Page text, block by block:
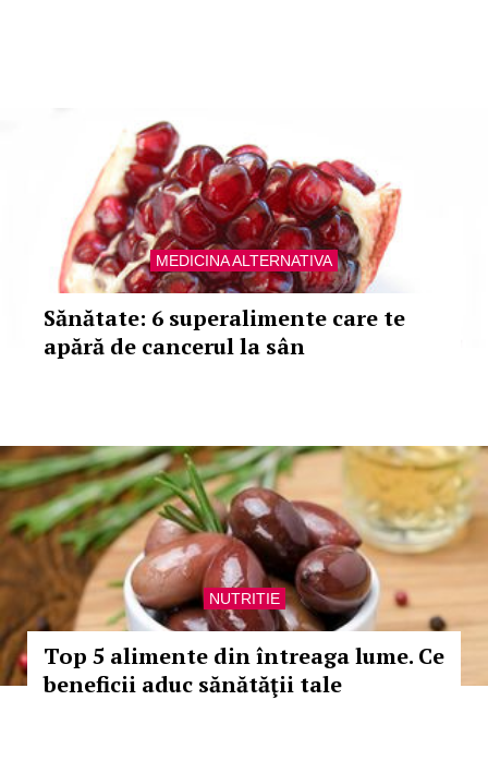
MEDICINA ALTERNATIVA
Sănătate: 6 superalimente care te
apără de cancerul la sân
NUTRITIE
Top 5 alimente din întreaga lume. Ce
beneficii aduc sănătăţii tale